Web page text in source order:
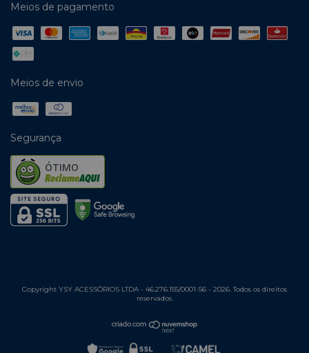
Meios de pagamento
Meios de envio
Segurança
ÓTIMO
Copyright YSY ACESSÓRIOS LTDA - 46.276.155/0001-56 - 2026. Todos os direitos
reservados.